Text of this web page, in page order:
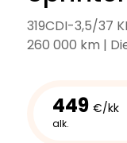
319CDI-3,5/37
260 000 km |
449 €/kk
alk.